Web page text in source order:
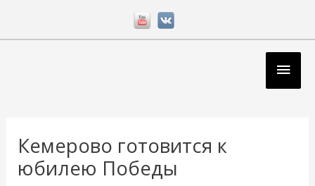
Кемерово готовится к
юбилею Победы
записям